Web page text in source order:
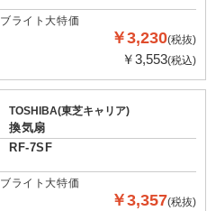
ブライト大特価
￥3,230(税抜)
￥3,553(税込)
TOSHIBA(東芝キャリア)
換気扇
RF-7SF
ブライト大特価
￥3,357(税抜)